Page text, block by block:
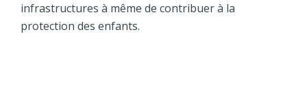
infrastructures à même de contribuer à la
protection des enfants.